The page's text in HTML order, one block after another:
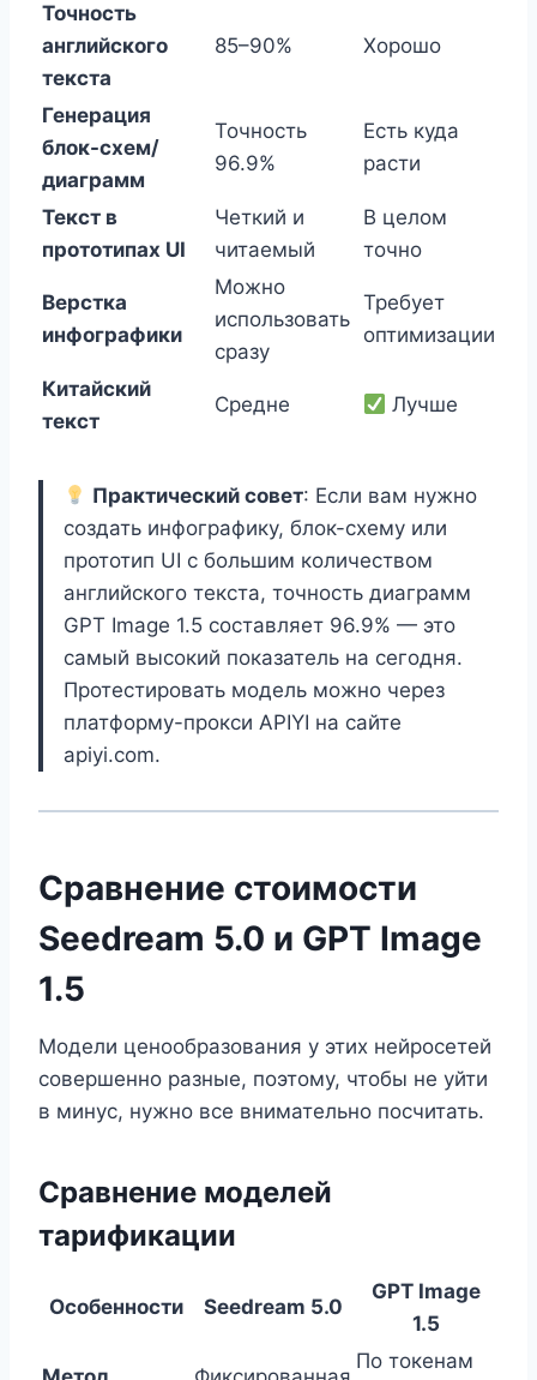
Точность
английского
текста
85–90% Хорошо
Генерация
блок-схем/
диаграмм
Точность
96.9%
Есть куда
расти
Текст в
прототипах UI
Четкий и
читаемый
В целом
точно
Верстка
инфографики
Можно
использовать
сразу
Требует
оптимизации
Китайский
текст
Средне Лучше
Практический совет: Если вам нужно
создать инфографику, блок-схему или
прототип UI с большим количеством
английского текста, точность диаграмм
GPT Image 1.5 составляет 96.9% — это
самый высокий показатель на сегодня.
Протестировать модель можно через
платформу-прокси APIYI на сайте
apiyi.com.
Сравнение стоимости
Seedream 5.0 и GPT Image
1.5
Модели ценообразования у этих нейросетей
совершенно разные, поэтому, чтобы не уйти
в минус, нужно все внимательно посчитать.
Сравнение моделей
тарификации
Особенности Seedream 5.0
GPT Image
1.5
По токенам